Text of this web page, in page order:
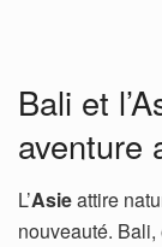
Bali et
aventure
L’Asieattire
nouveauté.